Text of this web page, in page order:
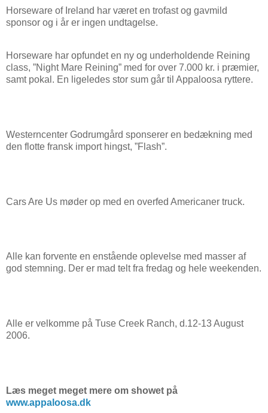
Horseware of Ireland har været en trofast og gavmild
sponsor og i år er ingen undtagelse.
Horseware har opfundet en ny og underholdende Reining
class, ”Night Mare Reining” med for over 7.000 kr. i præmier,
samt pokal. En ligeledes stor sum går til Appaloosa ryttere.
Westerncenter Godrumgård sponserer en bedækning med
den flotte fransk import hingst, ”Flash”.
Cars Are Us møder op med en overfed Americaner truck.
Alle kan forvente en enstående oplevelse med masser af
god stemning. Der er mad telt fra fredag og hele weekenden.
Alle er velkomme på Tuse Creek Ranch, d.12-13 August
2006.
Læs meget meget mere om showet på
www.appaloosa.dk